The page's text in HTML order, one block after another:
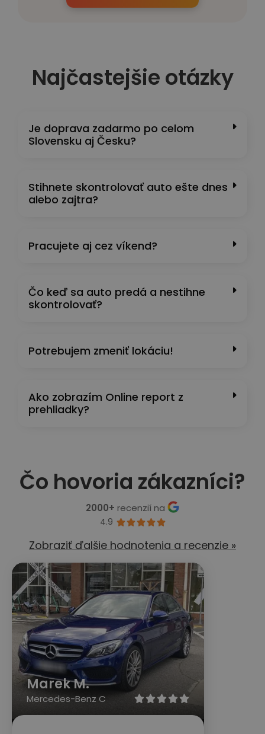
Najčastejšie otázky
Je doprava zadarmo po celom
Slovensku aj Česku?
Stihnete skontrolovať auto ešte dnes
alebo zajtra?
Pracujete aj cez víkend?
Čo keď sa auto predá a nestihne
skontrolovať?
Potrebujem zmeniť lokáciu!
Ako zobrazím Online report z
prehliadky?
Čo hovoria zákazníci?
2000+ recenzií na
4.9 
Zobraziť ďalšie hodnotenia a recenzie »
    
Marek M.
Mercedes-Benz C